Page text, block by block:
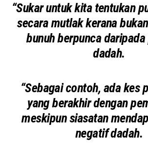
“Sukar untuk kita tentukan
secara mutlak kerana
bunuh berpunca
dadah.
“Sebagai contoh, ada kes
yang berakhir dengan
meskipun siasatan
negatif dadah.